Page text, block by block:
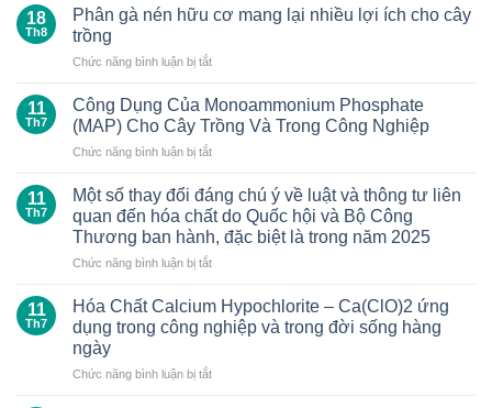
dụng
canxi
đối
với
trồng
cách
sử
dụng
cách
18
Th8
Phân gà nén hữu cơ mang lại nhiều lợi ích cho cây
trồng
Chức năng bình luận bị tắtở
gà
nén
hữu
cơ
lại
nhiều
ích
cho
trồng
11
Th7
Công Dụng Của Monoammonium Phosphate
(MAP) Cho Cây Trồng Và Trong Công Nghiệp
Chức năng bình luận bị tắtở
Dụng
Của
Monoammonium
Phosphate
(MAP)
Cây
Trồng
Và
Công
11
Th7
Một số thay đổi đáng chú ý về luật và thông tư liên
quan đến hóa chất do Quốc hội và Bộ Công
Thương ban hành, đặc biệt là trong năm 2025
Chức năng bình luận bị tắtở
số
thay
đổi
chú
11
Th7
Hóa Chất Calcium Hypochlorite – Ca(ClO)2 ứng
dụng trong công nghiệp và trong đời sống hàng
ngày
Chức năng bình luận bị tắtở